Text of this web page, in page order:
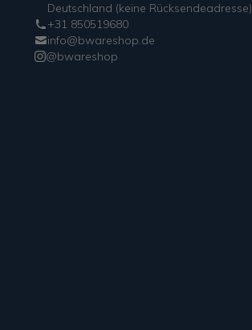
Deutschland (keine Rücksendeadresse)
+31 850519680
info@bwareshop.de
@bwareshop